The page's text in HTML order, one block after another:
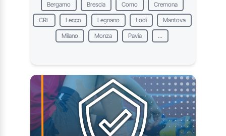
Bergamo Brescia Como Cremona
CRL Lecco Legnano Lodi Mantova
Milano Monza Pavia ...